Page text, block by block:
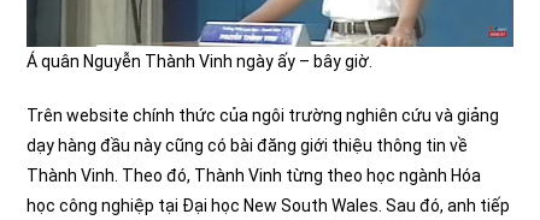
Á quân Nguyễn Thành Vinh ngày ấy – bây giờ.
Trên website chính thức của ngôi trường nghiên cứu và giảng
dạy hàng đầu này cũng có bài đăng giới thiệu thông tin về
Thành Vinh. Theo đó, Thành Vinh từng theo học ngành Hóa
học công nghiệp tại Đại học New South Wales. Sau đó, anh tiếp